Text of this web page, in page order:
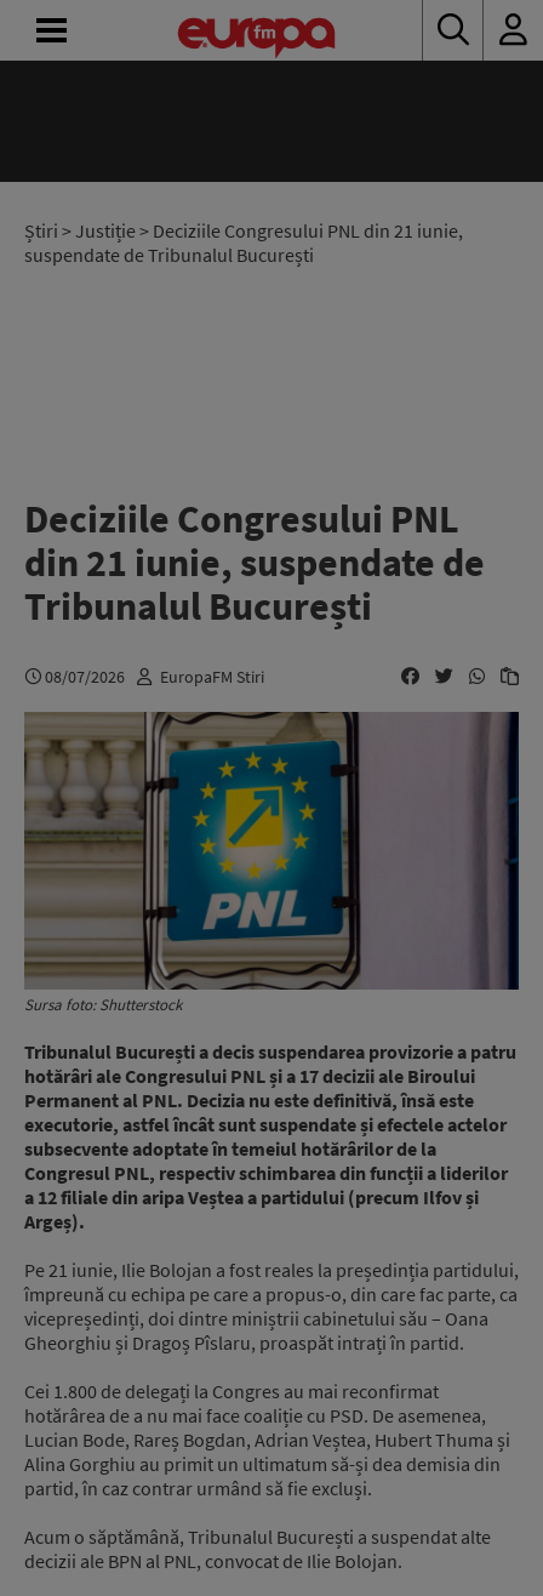
Știri > Justiție> Deciziile Congresului PNL din 21 iunie,
suspendate de Tribunalul București
Deciziile Congresului PNL
din 21 iunie, suspendate de
Tribunalul București
08/07/2026 EuropaFM Stiri
Sursa foto: Shutterstock
Tribunalul București a decis suspendarea provizorie a patru
hotărâri ale Congresului PNL și a 17 decizii ale Biroului
Permanent al PNL. Decizia nu este definitivă, însă este
executorie, astfel încât sunt suspendate și efectele actelor
subsecvente adoptate în temeiul hotărârilor de la
Congresul PNL, respectiv schimbarea din funcții a liderilor
a 12 filiale din aripa Veștea a partidului (precum Ilfov și
Argeș).
Pe 21 iunie, Ilie Bolojan a fost reales la președinția partidului,
împreună cu echipa pe care a propus-o, din care fac parte, ca
vicepreședinți, doi dintre miniștrii cabinetului său – Oana
Gheorghiu și Dragoș Pîslaru, proaspăt intrați în partid.
Cei 1.800 de delegați la Congres au mai reconfirmat
hotărârea de a nu mai face coaliție cu PSD. De asemenea,
Lucian Bode, Rareș Bogdan, Adrian Veștea, Hubert Thuma și
Alina Gorghiu au primit un ultimatum să-și dea demisia din
partid, în caz contrar urmând să fie excluși.
Acum o săptămână, Tribunalul București a suspendat alte
decizii ale BPN al PNL, convocat de Ilie Bolojan.
RADIO